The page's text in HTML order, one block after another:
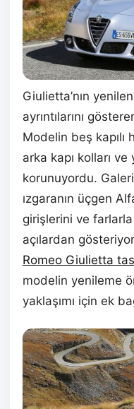
Giulietta’nın
ayrıntılarını
Modelin beş
arka kapı kolları
korunuyordu.
ızgaranın üçgen
girişlerini ve
açılardan
Romeo Giulietta
modelin yenileme
yaklaşımı için ek